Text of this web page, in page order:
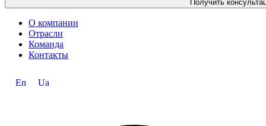
Получить
О компании
Отрасли
Команда
Контакты
En Ua